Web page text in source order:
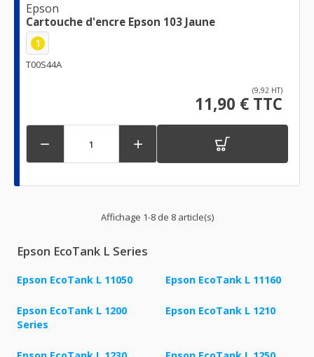
Epson
Cartouche d'encre Epson 103 Jaune
1
T00S44A
(9,92 HT)
11,90 € TTC
 
Affichage 1-8 de 8 article(s)
Epson EcoTank L Series
Epson EcoTank L 11050 Epson EcoTank L 11160
Epson EcoTank L 1200
Series
Epson EcoTank L 1210